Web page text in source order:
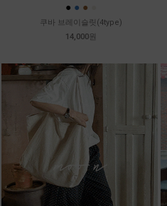
● ● ●
쿠바 브레이슬릿(4type)
14,000원